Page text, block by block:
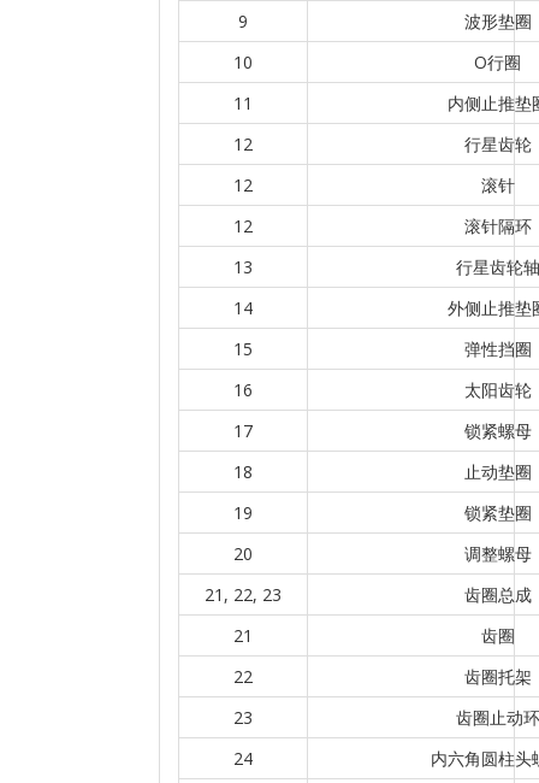
9
波形垫圈
10
O行圈
11
内侧止推垫
12
行星齿轮
12
滚针
12
滚针隔环
13
行星齿轮轴
14
外侧止推垫
15
弹性挡圈
16
太阳齿轮
17
锁紧螺母
18
止动垫圈
19
锁紧垫圈
20
调整螺母
21, 22, 23
齿圈总成
21
齿圈
22
齿圈托架
23
齿圈止动环
24
内六角圆柱头